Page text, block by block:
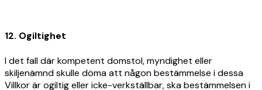
12. Ogiltighet
I det fall där kompetent domstol, myndighet eller
skiljenämnd skulle döma att någon bestämmelse i dessa
Villkor är ogiltig eller icke-verkställbar, ska bestämmelsen i